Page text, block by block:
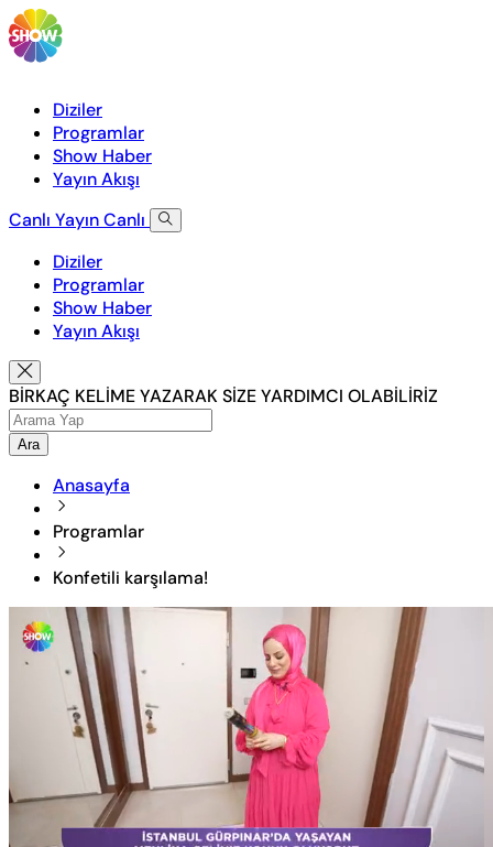
Diziler
Programlar
Show Haber
Yayın Akışı
Canlı YayınCanlı
Diziler
Programlar
Show Haber
Yayın Akışı
BİRKAÇ KELİME YAZARAK SİZE YARDIMCI OLABİLİRİZ
Ara
Anasayfa
Programlar
Konfetili karşılama!
Yüklendi
34.70%